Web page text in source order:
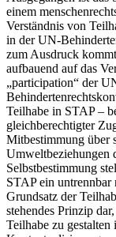
einem
Verständnis von
in der UN-
zum Ausdruck
aufbauend auf das
„participation“ der
Teilhabe in STAP –
gleichberechtigter
Mitbestimmung über
Umweltbeziehungen
Selbstbestimmung
STAP ein untrennbar
Grundsatz der
stehendes Prinzip
Teilhabe zu gestalten